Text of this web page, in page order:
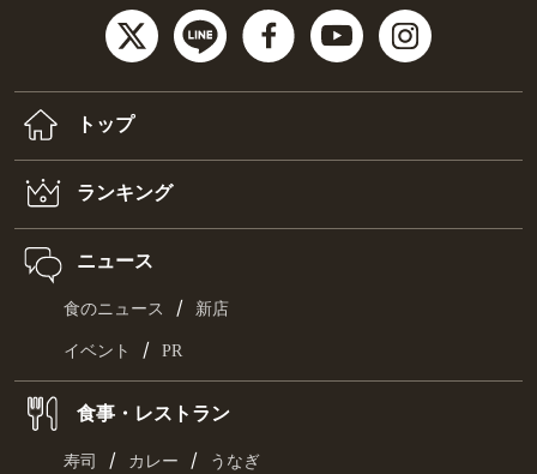
トップ
ランキング
ニュース
食のニュース / 新店
イベント / PR
食事・レストラン
寿司 / カレー / うなぎ